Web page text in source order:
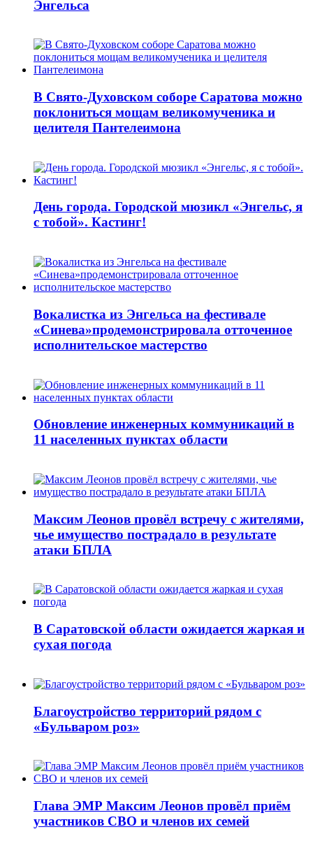
Энгельса
В Свято-Духовском соборе Саратова можно
поклониться мощам великомученика и
целителя Пантелеимона
День города. Городской мюзикл «Энгельс, я
с тобой». Кастинг!
Вокалистка из Энгельса на фестивале
«Синева»продемонстрировала отточенное
исполнительское мастерство
Обновление инженерных коммуникаций в
11 населенных пунктах области
Максим Леонов провёл встречу с жителями,
чье имущество пострадало в результате
атаки БПЛА
В Саратовской области ожидается жаркая и
сухая погода
Благоустройство территорий рядом с
«Бульваром роз»
Глава ЭМР Максим Леонов провёл приём
участников СВО и членов их семей